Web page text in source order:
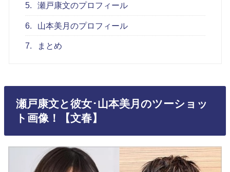
5. 瀬戸康文のプロフィール
6. 山本美月のプロフィール
7. まとめ
瀬戸康文と彼女･山本美月のツーショッ
ト画像！【文春】